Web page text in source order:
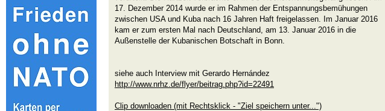
17. Dezember 2014 wurde er im Rahmen der Entspannungsbemühungen
zwischen USA und Kuba nach 16 Jahren Haft freigelassen. Im Januar 2016
kam er zum ersten Mal nach Deutschland, am 13. Januar 2016 in die
Außenstelle der Kubanischen Botschaft in Bonn.
siehe auch Interview mit Gerardo Hernández
http://www.nrhz.de/flyer/beitrag.php?id=22491
Clip downloaden (mit Rechtsklick - "Ziel speichern unter...")